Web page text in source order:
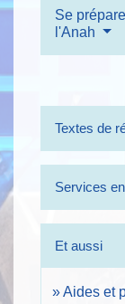
Se
l'Anah
Textes de
Services
Et aussi
Aides et